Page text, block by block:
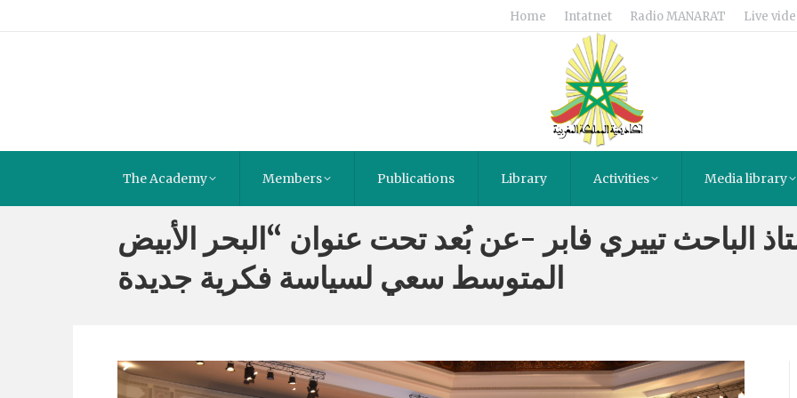
Home Intatnet Radio MANARAT Live
The Academy Members Publications Library Activities Media library
الباحث تييري فابر -عن بُعد تحت عنوان “البحر الأبيض
المتوسط سعي لسياسة فكرية جديدة